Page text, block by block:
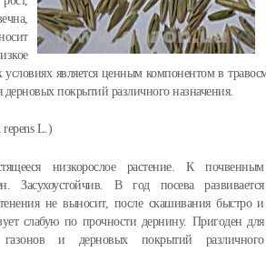
является ценным компонентом в
покрытий различного назначения.
L.)
низкорослое растение. К почвенным
Засухоустойчив. В год посева развивается
не выносит, после скашивания быстро и
слабую по прочности дернину. Пригоден для
и дерновых покрытий различного